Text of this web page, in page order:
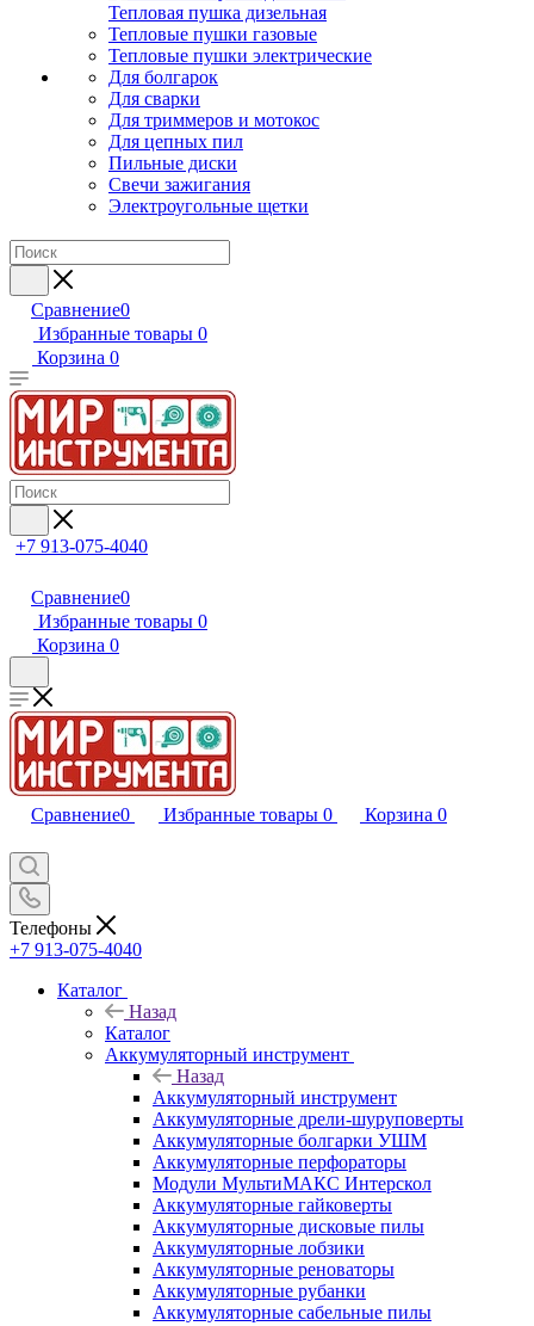
Тепловая пушка дизельная
Тепловые пушки газовые
Тепловые пушки электрические
Для болгарок
Для сварки
Для триммеров и мотокос
Для цепных пил
Пильные диски
Свечи зажигания
Электроугольные щетки
Сравнение0
Избранные товары 0
Корзина 0
+7 913-075-4040
Сравнение0
Избранные товары 0
Корзина 0
Сравнение0 Избранные товары 0 Корзина 0
Телефоны
+7 913-075-4040
Каталог
Назад
Каталог
Аккумуляторный инструмент
Назад
Аккумуляторный инструмент
Аккумуляторные дрели-шуруповерты
Аккумуляторные болгарки УШМ
Аккумуляторные перфораторы
Модули МультиМАКС Интерскол
Аккумуляторные гайковерты
Аккумуляторные дисковые пилы
Аккумуляторные лобзики
Аккумуляторные реноваторы
Аккумуляторные рубанки
Аккумуляторные сабельные пилы